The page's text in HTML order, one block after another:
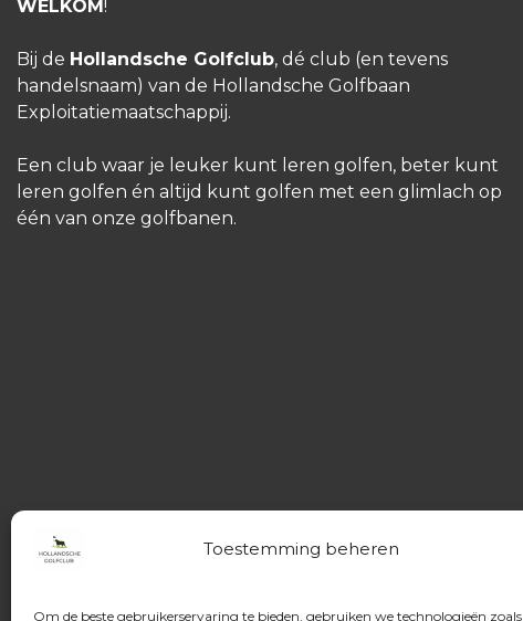
Toestemming beheren
Om de beste gebruikerservaring te bieden, gebruiken we technologieën zoals
WELKOM!
Bij de Hollandsche Golfclub, dé club (en tevens
handelsnaam) van de Hollandsche Golfbaan
Exploitatiemaatschappij.
Een club waar je leuker kunt leren golfen, beter kunt
leren golfen én altijd kunt golfen met een glimlach op
één van onze golfbanen.